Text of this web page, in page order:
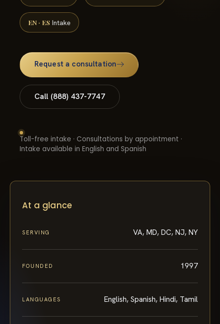
EN · ES Intake
Request a consultation
Call (888) 437-7747
Toll-free intake · Consultations by appointment ·
Intake available in English and Spanish
At a glance
SERVING VA, MD, DC, NJ, NY
FOUNDED 1997
LANGUAGES English, Spanish, Hindi, Tamil